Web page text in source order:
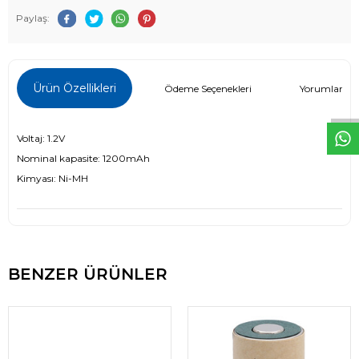
W
h
t
s
a
p
p
D
e
s
e
H
a
t
t
Paylaş:
Ürün Özellikleri Ödeme Seçenekleri Yorumlar (0)
Voltaj: 1.2V
Nominal kapasite: 1200mAh
Kimyası: Ni-MH
BENZER ÜRÜNLER